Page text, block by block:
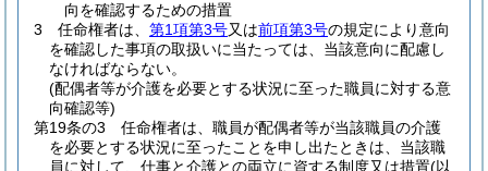
向を確認するための措置
3
任命権者は、 第1項第3号又は前項第3号の規定により意向
を確認した事項の取扱いに当たっては、当該意向に配慮し
なければならない。
(配偶者等が介護を必要とする状況に至った職員に対する意
向確認等)
第19条の3
任命権者は、職員が配偶者等が当該職員の介護
を必要とする状況に至ったことを申し出たときは、当該職
員に対して、仕事と介護との両立に資する制度又は措置(以